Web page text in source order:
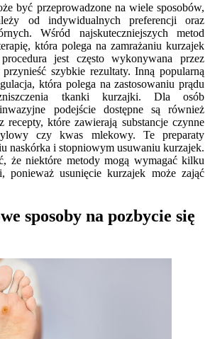
być przeprowadzone na wiele sposobów,
od indywidualnych preferencji oraz
Wśród najskuteczniejszych metod
która polega na zamrażaniu kurzajek
jest często wykonywana przez
szybkie rezultaty. Inną popularną
która polega na zastosowaniu prądu
tkanki kurzajki. Dla osób
podejście dostępne są również
recepty, które zawierają substancje czynne
czy kwas mlekowy. Te preparaty
naskórka i stopniowym usuwaniu kurzajek.
że niektóre metody mogą wymagać kilku
ponieważ usunięcie kurzajek może zająć
sposoby na pozbycie się